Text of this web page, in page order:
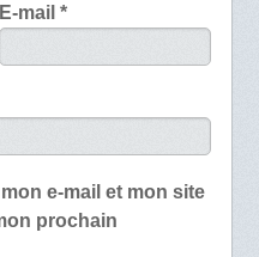
E-mail*
e-mail et mon site
prochain